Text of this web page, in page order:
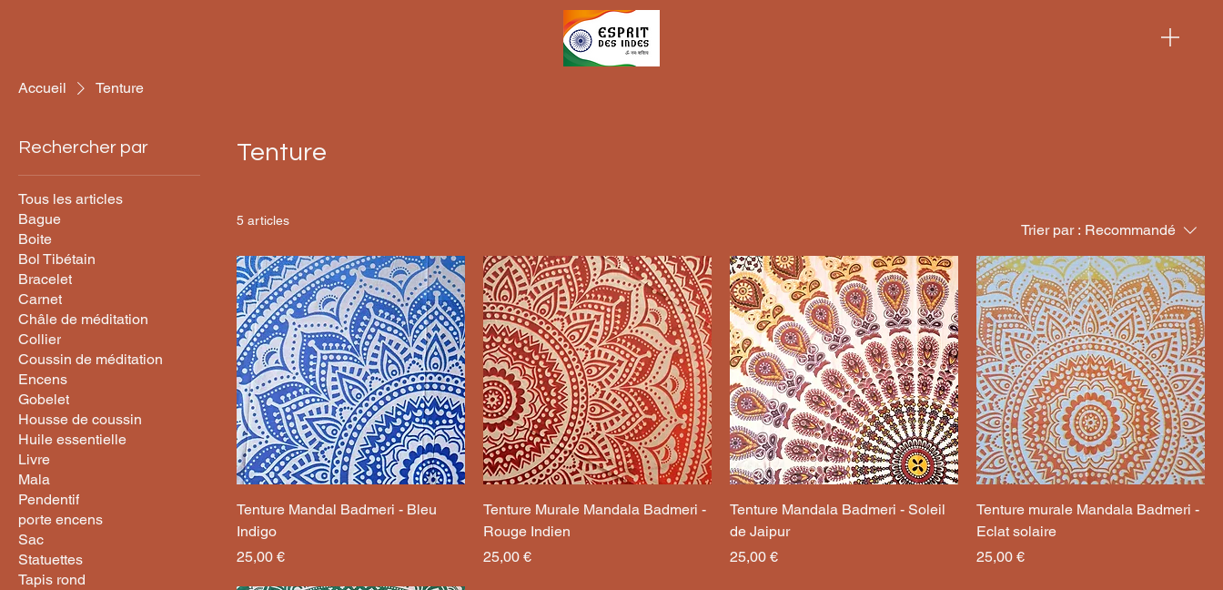
Accueil Tenture
Rechercher par
Tous les articles
Bague
Boite
Bol Tibétain
Bracelet
Carnet
Châle de méditation
Collier
Coussin de méditation
Encens
Gobelet
Housse de coussin
Huile essentielle
Livre
Mala
Pendentif
porte encens
Sac
Statuettes
Tapis rond
Tenture
5 articles
Trier par : Recommandé
Tenture Mandal Badmeri - Bleu
Indigo
Prix
25,00 €
Tenture Murale Mandala Badmeri -
Rouge Indien
Prix
25,00 €
Tenture Mandala Badmeri - Soleil
de Jaipur
Prix
25,00 €
Tenture murale Mandala Badmeri -
Eclat solaire
Prix
25,00 €